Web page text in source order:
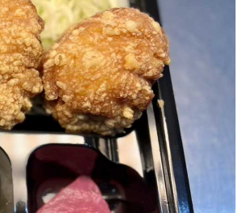
選挙管理委員会事務局
選挙管理委員会事務局